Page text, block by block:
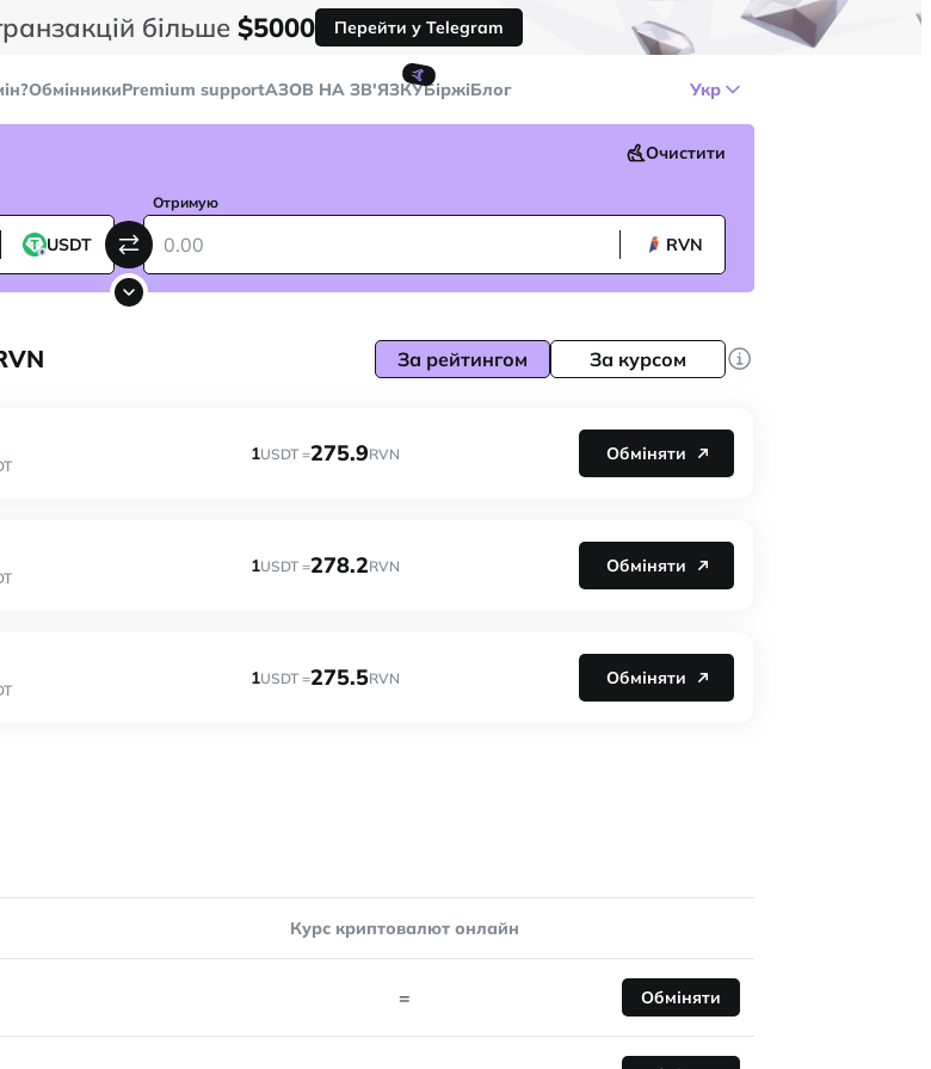
більше $5000 Перейти у Telegram
ОбмінникиPremium support
🤙
AЗОВ НА ЗВ'ЯЗКУБіржіБлог Укр
Очистити
USDT
Отримую
RVN
За рейтингом За курсом
1USDT =275.9RVN Обміняти
1USDT =278.2RVN Обміняти
1USDT =275.5RVN Обміняти
Курс криптовалют онлайн
= Обміняти